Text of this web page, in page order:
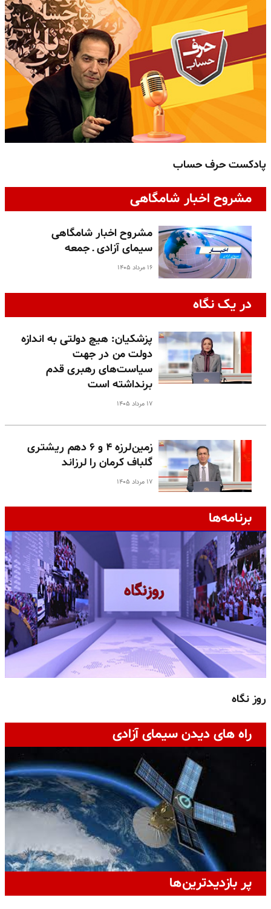
پادکست حرف حساب
مشروح اخبار شامگاهی
مشروح اخبار شامگاهی
سیمای آزادی ـ جمعه
۱۶ مرداد ۱۴۰۵
در یک نگاه
پزشکیان: هیچ دولتی به اندازه
دولت من در جهت
سیاست‌های رهبری قدم
برنداشته است
۱۷ مرداد ۱۴۰۵
زمین‌لرزه ۴ و ۶ دهم ریشتری
گلباف کرمان را لرزاند
۱۷ مرداد ۱۴۰۵
برنامه‌ها
روز نگاه
راه های دیدن سیمای آزادی
پر بازدیدترین‌ها